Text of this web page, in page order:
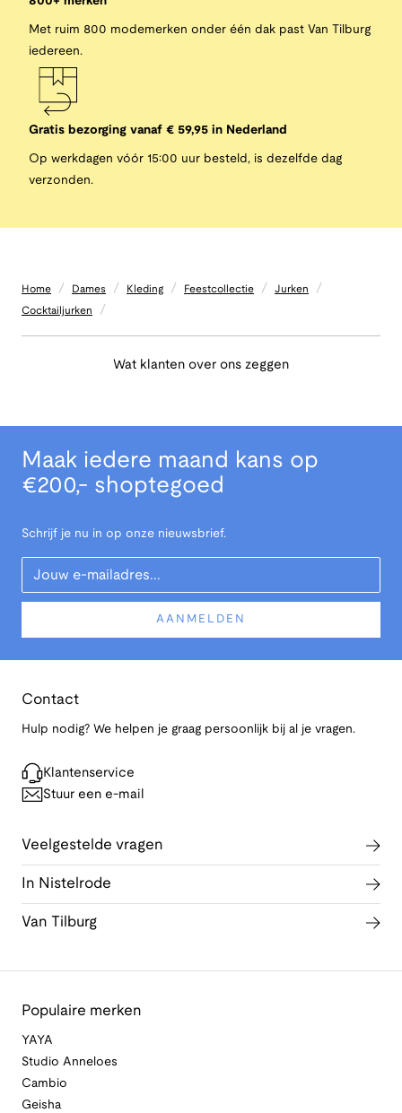
Met ruim 800 modemerken onder één dak past Van Tilburg
iedereen.
Gratis bezorging vanaf € 59,95 in Nederland
Op werkdagen vóór 15:00 uur besteld, is dezelfde dag
verzonden.
Home / Dames / Kleding / Feestcollectie / Jurken /
Cocktailjurken /
Wat klanten over ons zeggen
Maak iedere maand kans op
€200,- shoptegoed
Schrijf je nu in op onze nieuwsbrief.
Your Email
AANMELDEN
Contact
Hulp nodig? We helpen je graag persoonlijk bij al je vragen.
Klantenservice
Stuur een e-mail
Veelgestelde vragen
In Nistelrode
Van Tilburg
Populaire merken
YAYA
Studio Anneloes
Cambio
Geisha